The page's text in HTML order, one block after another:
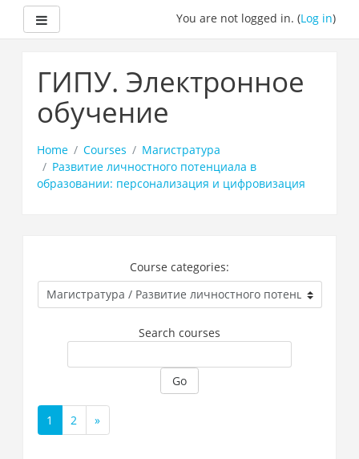
You are not logged in. (Log in)
ГИПУ. Электронное
обучение
Home Courses
Магистратура
Развитие личностного потенциала в
образовании: персонализация и цифровизация
Course categories:
Search courses
Go
1
(current)
2
»
Next